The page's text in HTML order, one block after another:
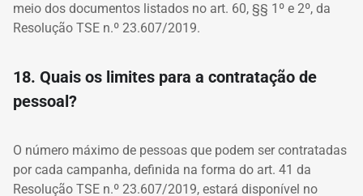
meio dos documentos listados no art. 60, §§ 1º e 2º, da
Resolução TSE n.º 23.607/2019.
18. Quais os limites para a contratação de
pessoal?
O número máximo de pessoas que podem ser contratadas
por cada campanha, definida na forma do art. 41 da
Resolução TSE n.º 23.607/2019, estará disponível no